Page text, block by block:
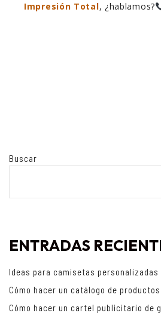
Impresión Total, ¿hablamos?
Buscar
ENTRADAS
Ideas para camisetas personalizadas
Cómo hacer un catálogo de
Cómo hacer un cartel publicitario de